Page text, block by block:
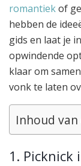
romantiekof
hebben de
gids en laat je
opwindende
klaar om
vonk te laten
Inhoud van
1. Picknick